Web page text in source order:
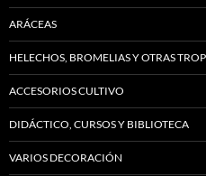
ARÁCEAS
HELECHOS, BROMELIAS Y OTRAS
ACCESORIOS CULTIVO
DIDÁCTICO, CURSOS Y BIBLIOTECA
VARIOS DECORACIÓN